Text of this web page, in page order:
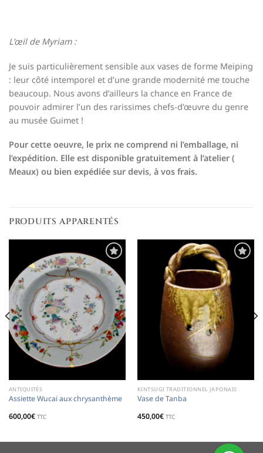
L’œil de Myriam :
Je suis particulièrement sensible aux vases de forme Meiping
: leur côté intemporel et d’une grande modernité me touche
beaucoup. Nous avons d’ailleurs la chance en France de
pouvoir admirer l’un des rarissimes chefs-d’œuvre du genre
au musée Guimet !
Pour cette oeuvre, le prix ne comprend ni l’emballage, ni
l’expédition. Elle est disponible gratuitement à l’atelier (
Meaux) ou bien expédiée sur devis, à vos frais.
PRODUITS APPARENTÉS
Ajouter
à la
liste de
souhaits
ANTIQUITÉS
Assiette Wucai aux chrysanthème
600,00€ TTC
Ajouter
à la
liste de
souhaits
KINTSUGI TRADITIONNEL JAPONAIS
Vase de Tanba
450,00€ TTC